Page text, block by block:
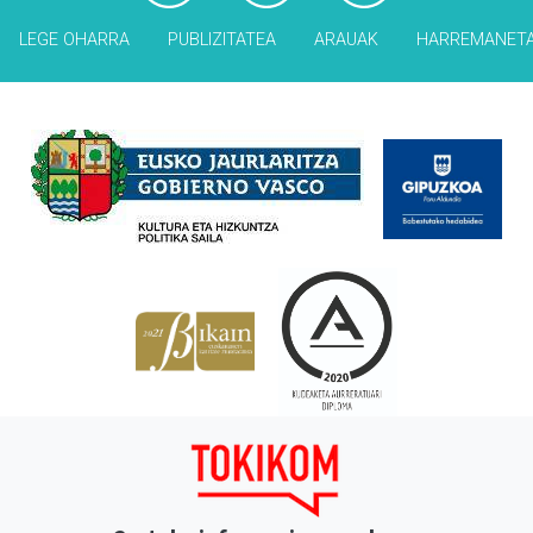
LEGE OHARRA PUBLIZITATEA ARAUAK